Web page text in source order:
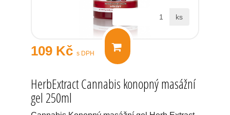
109 Kč s DPH
ks
HerbExtract Cannabis konopný masážní
gel 250ml